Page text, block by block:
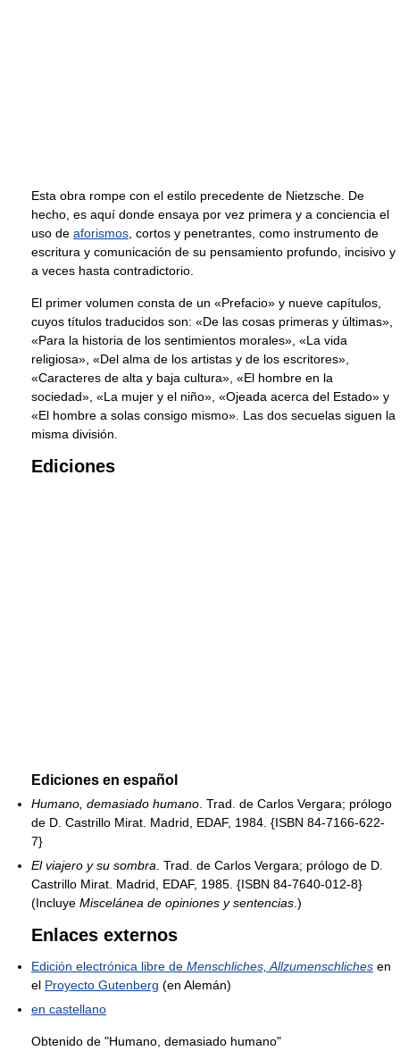
Esta obra rompe con el estilo precedente de Nietzsche. De
hecho, es aquí donde ensaya por vez primera y a conciencia el
uso de aforismos , cortos y penetrantes, como instrumento de
escritura y comunicación de su pensamiento profundo, incisivo y
a veces hasta contradictorio.
El primer volumen consta de un «Prefacio» y nueve capítulos,
cuyos títulos traducidos son: «De las cosas primeras y últimas»,
«Para la historia de los sentimientos morales», «La vida
religiosa», «Del alma de los artistas y de los escritores»,
«Caracteres de alta y baja cultura», «El hombre en la
sociedad», «La mujer y el niño», «Ojeada acerca del Estado» y
«El hombre a solas consigo mismo». Las dos secuelas siguen la
misma división.
Ediciones
Ediciones en español
Humano, demasiado humano . Trad. de Carlos Vergara; prólogo
de D. Castrillo Mirat. Madrid, EDAF, 1984. {ISBN 84-7166-622-
7}
El viajero y su sombra . Trad. de Carlos Vergara; prólogo de D.
Castrillo Mirat. Madrid, EDAF, 1985. {ISBN 84-7640-012-8}
(Incluye Miscelánea de opiniones y sentencias .)
Enlaces externos
Edición electrónica libre de Menschliches, Allzumenschliches en
el Proyecto Gutenberg (en Alemán)
en castellano
Obtenido de "Humano, demasiado humano"